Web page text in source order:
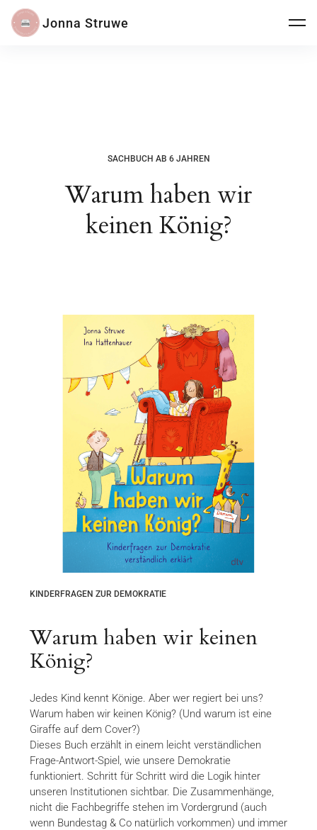
Jonna Struwe
SACHBUCH AB 6 JAHREN
Warum haben wir
keinen König?
KINDERFRAGEN ZUR DEMOKRATIE
Warum haben wir keinen
König?
Jedes Kind kennt Könige. Aber wer regiert bei uns?
Warum haben wir keinen König? (Und warum ist eine
Giraffe auf dem Cover?)
Dieses Buch erzählt in einem leicht verständlichen
Frage-Antwort-Spiel, wie unsere Demokratie
funktioniert. Schritt für Schritt wird die Logik hinter
unseren Institutionen sichtbar. Die Zusammenhänge,
nicht die Fachbegriffe stehen im Vordergrund (auch
wenn Bundestag & Co natürlich vorkommen) und immer